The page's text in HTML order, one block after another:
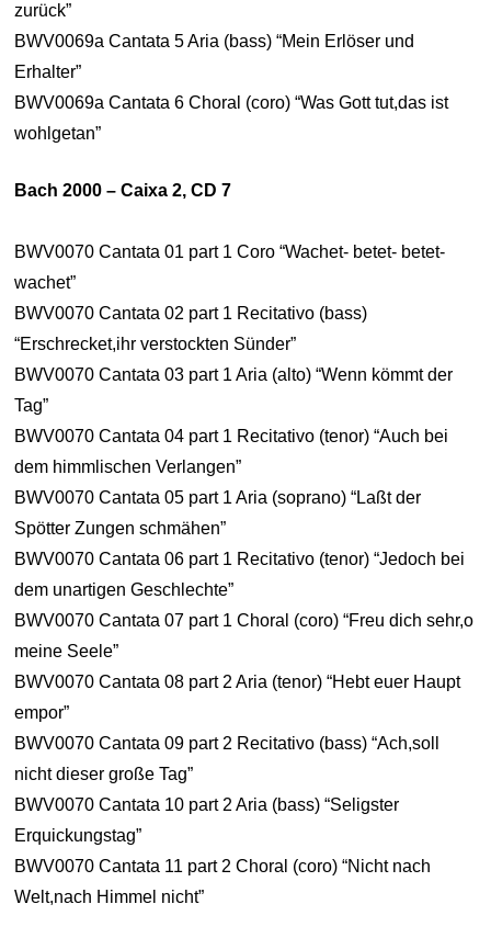
zurück”
BWV0069a Cantata 5 Aria (bass) “Mein Erlöser und
Erhalter”
BWV0069a Cantata 6 Choral (coro) “Was Gott tut,das ist
wohlgetan”
Bach 2000 – Caixa 2, CD 7
BWV0070 Cantata 01 part 1 Coro “Wachet- betet- betet-
wachet”
BWV0070 Cantata 02 part 1 Recitativo (bass)
“Erschrecket,ihr verstockten Sünder”
BWV0070 Cantata 03 part 1 Aria (alto) “Wenn kömmt der
Tag”
BWV0070 Cantata 04 part 1 Recitativo (tenor) “Auch bei
dem himmlischen Verlangen”
BWV0070 Cantata 05 part 1 Aria (soprano) “Laßt der
Spötter Zungen schmähen”
BWV0070 Cantata 06 part 1 Recitativo (tenor) “Jedoch bei
dem unartigen Geschlechte”
BWV0070 Cantata 07 part 1 Choral (coro) “Freu dich sehr,o
meine Seele”
BWV0070 Cantata 08 part 2 Aria (tenor) “Hebt euer Haupt
empor”
BWV0070 Cantata 09 part 2 Recitativo (bass) “Ach,soll
nicht dieser große Tag”
BWV0070 Cantata 10 part 2 Aria (bass) “Seligster
Erquickungstag”
BWV0070 Cantata 11 part 2 Choral (coro) “Nicht nach
Welt,nach Himmel nicht”